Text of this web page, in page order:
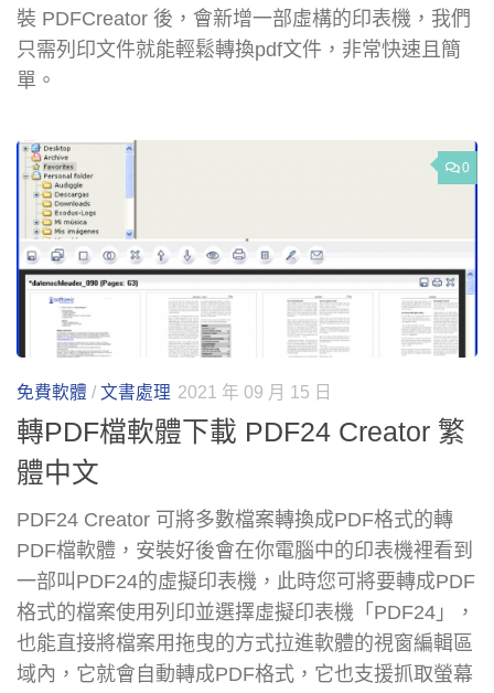
裝 PDFCreator 後，會新增一部虛構的印表機，我們
只需列印文件就能輕鬆轉換pdf文件，非常快速且簡
單。
0
免費軟體 / 文書處理 2021 年 09 月 15 日
轉PDF檔軟體下載 PDF24 Creator 繁
體中文
PDF24 Creator 可將多數檔案轉換成PDF格式的轉
PDF檔軟體，安裝好後會在你電腦中的印表機裡看到
一部叫PDF24的虛擬印表機，此時您可將要轉成PDF
格式的檔案使用列印並選擇虛擬印表機「PDF24」，
也能直接將檔案用拖曳的方式拉進軟體的視窗編輯區
域內，它就會自動轉成PDF格式，它也支援抓取螢幕